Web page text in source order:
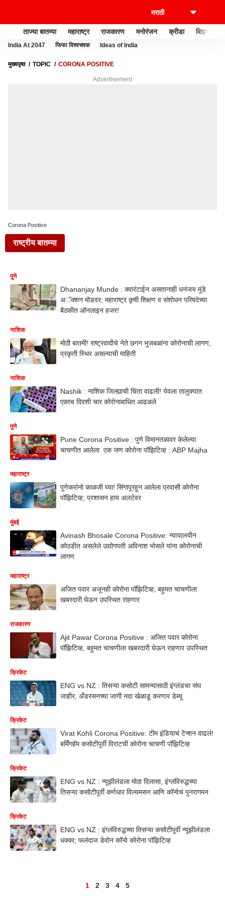
ताज्या बातम्या महाराष्ट्र राजकारण मनोरंजन क्रीडा बिझनेस
India At 2047 फिफा विश्वचषक Ideas of India
मुख्यपृष्ठ TOPIC CORONA POSITIVE
Advertisement
Corona Positive
राष्ट्रीय बातम्या
पुणे
Dhananjay Munde : क्वारंटाईन असतानाही धनंजय मुंडे
अॅक्शन मोडवर; महाराष्ट्र कृषी शिक्षण व संशोधन परिषदेच्या
बैठकीत ऑनलाइन हजर!
नाशिक
मोठी बातमी! राष्ट्रवादीचे नेते छगन भुजबळांना कोरोनाची लागण,
प्रकृती स्थिर असल्याची माहिती
नाशिक
Nashik : नाशिक जिल्ह्याची चिंता वाढली! येवला तालुक्यात
एकाच दिवशी चार कोरोनाबाधित आढळले
पुणे
Pune Corona Positive : पुणे विमानतळावर केलेल्या
चाचणीत आलेला एक जण कोरोना पॉझिटिव्ह : ABP Majha
महाराष्ट्र
पुणेकरांनो काळजी घ्या! सिंगापूरहून आलेला प्रवासी कोरोना
पॉझिटिव्ह; प्रशासन हाय अलर्टवर
मुंबई
Avinash Bhosale Corona Positive: न्यायालयीन
कोठडीत असलेले उद्योगपती अविनाश भोसले यांना कोरोनाची
लागण
महाराष्ट्र
अजित पवार अजूनही कोरोना पॉझिटिव्ह; बहुमत चाचणीला
खबरदारी घेऊन उपस्थित राहणार
राजकारण
Ajit Pawar Corona Positive : अजित पवार कोरोना
पॉझिटिव्ह, बहुमत चाचणीला खबरदारी घेऊन राहणार उपस्थित
क्रिकेट
ENG vs NZ : तिसऱ्या कसोटी सामन्यासाठी इंग्लंडचा संघ
जाहीर, अँडरसनच्या जागी नवा खेळाडू करणार डेब्यू
क्रिकेट
Virat Kohli Corona Positive: टीम इंडियाचं टेन्शन वाढलं!
बर्मिंगहॅम कसोटीपूर्वी विराटची कोरोना चाचणी पॉझिटिव्ह
क्रिकेट
ENG vs NZ : न्यूझीलंडला मोठा दिलासा, इंग्लंविरुद्धच्या
तिसऱ्या कसोटीपूर्वी कर्णधार विल्यमसन आणि कॉन्वेचं पुनरागमन
क्रिकेट
ENG vs NZ : इंग्लंविरुद्धच्या तिसऱ्या कसोटीपूर्वी न्यूझीलंडला
धक्का; फलंदाज डेवोन कॉन्वे कोरोना पॉझिटिव्ह
1 2 3 4 5